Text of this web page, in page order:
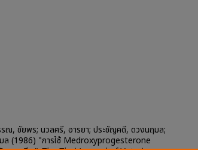
ณ, ชัยพร; นวลศรี, อารยา; ประชัญคดี, ดวงนฤมล;
ล (1986) "การใช้ Medroxyprogesterone
ขเพศเมีย,"The Thai Journal of Veterinary